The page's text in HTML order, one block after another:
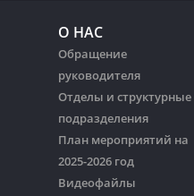
О НАС
Обращение
руководителя
Отделы и структурные
подразделения
План мероприятий на
2025-2026 год
Видеофайлы